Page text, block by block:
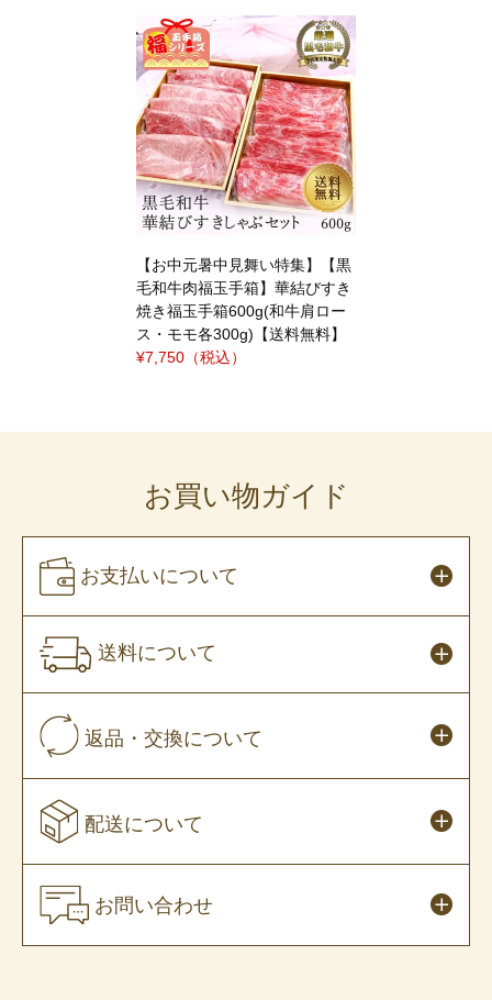
【お中元暑中見舞い特集】【黒
毛和牛肉福玉手箱】華結びすき
焼き福玉手箱600g(和牛肩ロー
ス・モモ各300g)【送料無料】
¥7,750 （税込）
お買い物ガイド
お支払いについて
送料について
返品・交換について
配送について
お問い合わせ